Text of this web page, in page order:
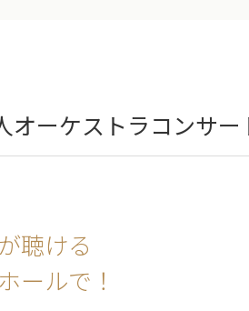
オーケストラコンサー
聴ける
ールで！